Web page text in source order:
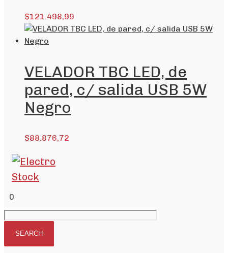
$121.498,99
VELADOR TBC LED, de
pared, c/ salida USB 5W
Negro
$88.876,72
0